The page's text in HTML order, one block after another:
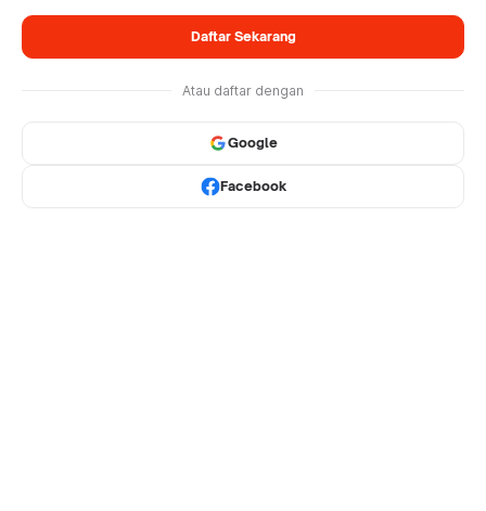
Daftar Sekarang
Atau daftar dengan
Google
Facebook